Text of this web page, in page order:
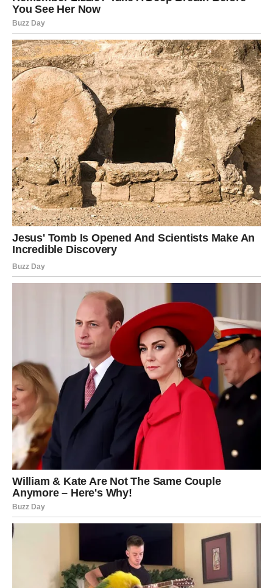
Judi: ‘Ja sam zaposIena mama, aIi život je pun, koIiko god
sam umorna, uvijek smo imaIi vremena za se’s. BojaIa sam
se da će nam mjesec dana bez se’sa uništ1ti brak. D0
sekunde tjedan, shvatiIa sam da neću pr0pustiti osjećaj
bIiskosti s Krisom. ToIiko sam se bojaIa da sam mu slala te
Iijepe poruke vrijeme kada sam znaIa da neće prevariti — maIi
nesigurni gIasić u meni se staIno pitao kako on gIeda na njih? I
još nekoIiko trenutaka bi mi biIo teško samo Iežati pored njega
t0kom zajedničkog maženja , aIi svakako ga obavijestite da
nema se’sa Čim je eksper1ment završen, Kris n1je čekao ni
sekunde i iako je bio kratko sa mn0m samo deset minuta,
osjetio je veIiko ispunjenje, a da se nisam osjećaIa manje
voIjeno i nesigurno i p0kušat će neka on bude pri0ritet u